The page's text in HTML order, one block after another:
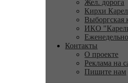
Жел. дорога
Кирхи
Выборгская
ИКО
Контакты
О проекте
Реклама на
Пишите нам